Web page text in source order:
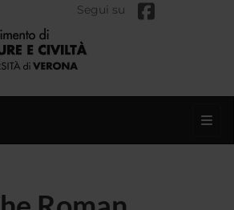
Segui su